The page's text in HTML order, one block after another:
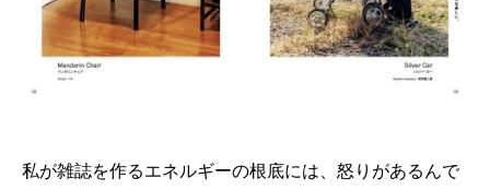
私が雑誌を作るエネルギーの根底には、怒りがあるんで